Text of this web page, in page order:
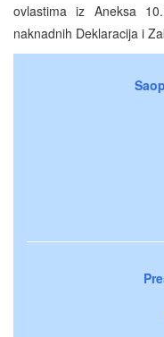
ovlastima iz Aneksa
naknadnih Deklaracija i